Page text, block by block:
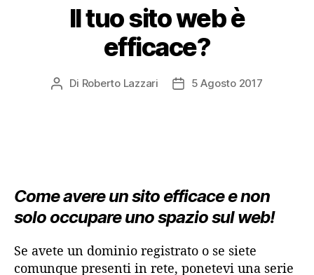
Il tuo sito web è
efficace?
Autore
Di Roberto Lazzari
Data5 Agosto 2017
Come avere un sito efficace e non
solo occupare uno spazio sul web!
Se avete un dominio registrato o se siete
comunque presenti in rete, ponetevi una serie